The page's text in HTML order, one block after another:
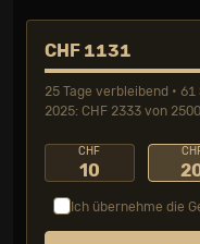
CHF 1131
25 Tage verbleibend •
2025: CHF 2333 von
CHF
10
Ich übernehme die